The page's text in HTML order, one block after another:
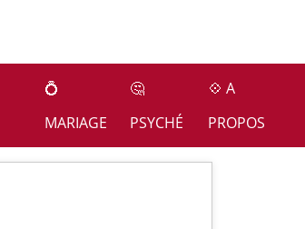
💍
MARIAGE
🤔
PSYCHÉ
💠 A
PROPOS